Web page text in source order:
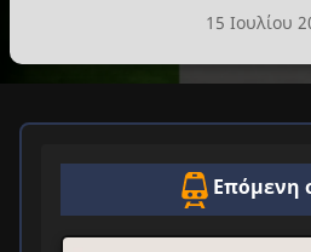
15 Ιουλίου
Επόμενη